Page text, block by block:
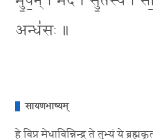
अन्ध॑सः ॥
सायणभाष्यम्
हे विप्र मेधाविन्निन्द्र ते तुभ्यं ये